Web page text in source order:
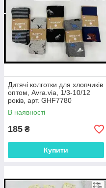
Дитячі колготки для хлопчиків
оптом, Avra.via, 1/3-10/12
років, арт. GHF7780
В наявності
185 ₴
Купити